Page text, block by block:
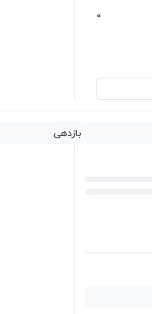
0
بازدهی